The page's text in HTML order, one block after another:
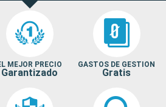
MEJOR PRECIO
Garantizado
GASTOS DE GESTION
Gratis